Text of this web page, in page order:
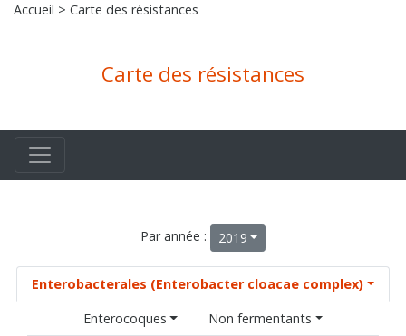
Accueil > Carte des résistances
Carte des résistances
Par année : 2019
Enterobacterales (Enterobacter cloacae complex)
Enterocoques
Non fermentants